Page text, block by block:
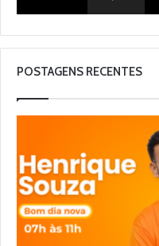
POSTAGENS RECENTES